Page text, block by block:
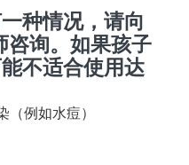
种情况，请向
咨询。如果孩子
不适合使用达
例如水痘）